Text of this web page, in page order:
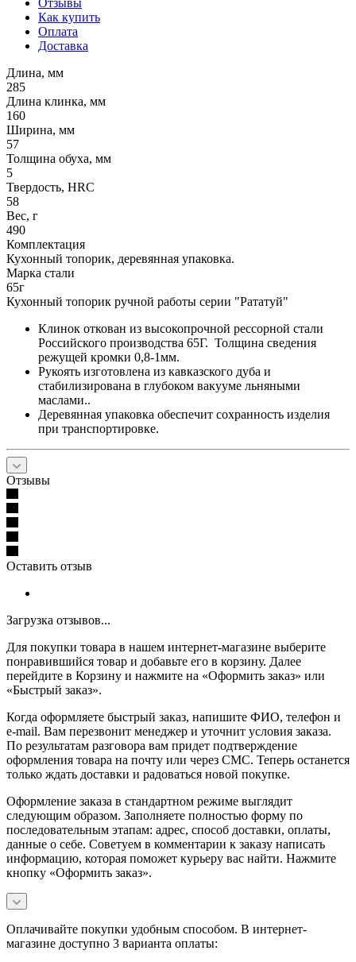
Отзывы
Как купить
Оплата
Доставка
Длина, мм
285
Длина клинка, мм
160
Ширина, мм
57
Толщина обуха, мм
5
Твердость, HRC
58
Вес, г
490
Комплектация
Кухонный топорик, деревянная упаковка.
Марка стали
65г
Кухонный топорик ручной работы серии "Рататуй"
Клинок откован из высокопрочной рессорной стали
Российского производства 65Г. Толщина сведения
режущей кромки 0,8-1мм.
Рукоять изготовлена из кавказского дуба и
стабилизирована в глубоком вакууме льняными
маслами..
Деревянная упаковка обеспечит сохранность изделия
при транспортировке.
Отзывы
Оставить отзыв
Загрузка отзывов...
Для покупки товара в нашем интернет-магазине выберите
понравившийся товар и добавьте его в корзину. Далее
перейдите в Корзину и нажмите на «Оформить заказ» или
«Быстрый заказ».
Когда оформляете быстрый заказ, напишите ФИО, телефон и
e-mail. Вам перезвонит менеджер и уточнит условия заказа.
По результатам разговора вам придет подтверждение
оформления товара на почту или через СМС. Теперь останется
только ждать доставки и радоваться новой покупке.
Оформление заказа в стандартном режиме выглядит
следующим образом. Заполняете полностью форму по
последовательным этапам: адрес, способ доставки, оплаты,
данные о себе. Советуем в комментарии к заказу написать
информацию, которая поможет курьеру вас найти. Нажмите
кнопку «Оформить заказ».
Оплачивайте покупки удобным способом. В интернет-
магазине доступно 3 варианта оплаты: